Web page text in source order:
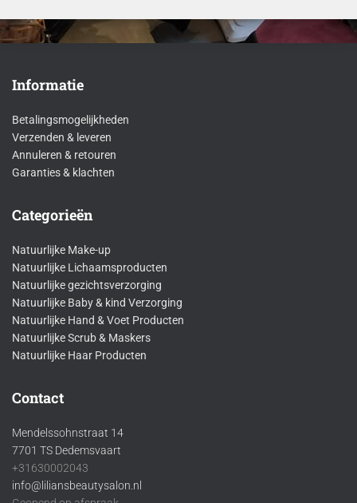
Informatie
Betalingsmogelijkheden
Verzenden & leveren
Annuleren & retouren
Garanties & klachten
Categorieën
Natuurlijke Make-up
Natuurlijke Lichaamsproducten
Natuurlijke gezichtsverzorging
Natuurlijke Baby & kind Verzorging
Natuurlijke Hand & Voet Producten
Natuurlijke Scrub & Maskers
Natuurlijke Haar Producten
Contact
Mendelssohnstraat 14
7701 TS Dedemsvaart
+31630002043
info@liliansbeautysalon.nl